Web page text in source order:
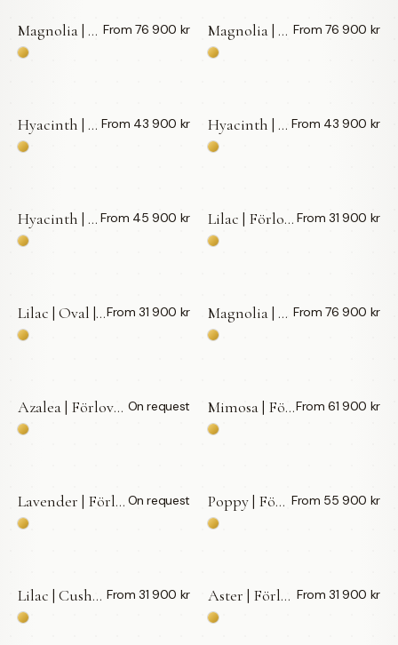
Magnolia | Cushion | Förlovningsring | 18k Guld — LWL From 76 900 kr Magnolia | Oval | Förlovningsring | 18k Guld — LWL From 76 900 kr
Hyacinth | Förlovningsring | 18k Guld — LWL From 43 900 kr Hyacinth | Cushion | Förlovningsring | 18k Guld — LWL From 43 900 kr
Hyacinth | Oval | Förlovningsring | 18k Guld — LWL From 45 900 kr Lilac | Förlovningsring | 18k Guld — LWL From 31 900 kr
Lilac | Oval | Förlovningsring | 18k Guld — LWLFrom 31 900 kr Magnolia | Förlovningsring | 18k Guld — LWL From 76 900 kr
BY APPOINTMENT
Azalea | Förlovningsring | 18k Guld — LWL On request Mimosa | Förlovningsring | 18k Guld — LWLFrom 61 900 kr
BY APPOINTMENT
Lavender | Förlovningsring | 18k Guld — LWL On request Poppy | Förlovningsring | 18k Guld — LWL From 55 900 kr
Lilac | Cushion | Förlovningsring | 18k Guld — LWL From 31 900 kr Aster | Förlovningsring | 18k Guld — LWL From 31 900 kr